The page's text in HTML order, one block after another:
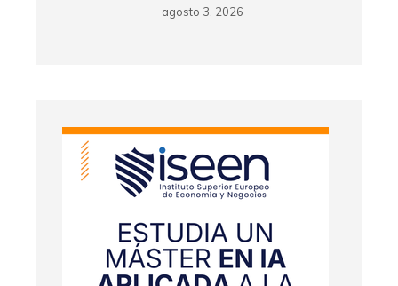
agosto 3, 2026